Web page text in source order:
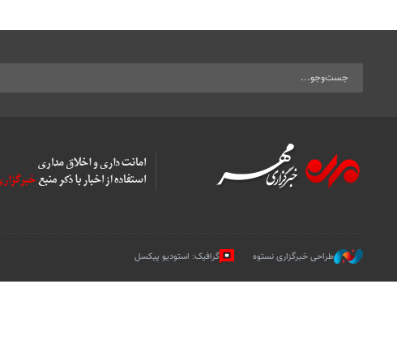
طراحی خبرگزاری نستوه گرافیک: استودیو پیکسل